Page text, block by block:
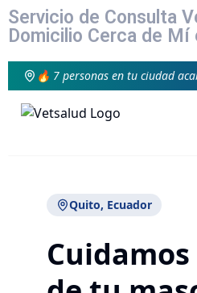
Servicio de Consulta
Domicilio Cerca de Mí